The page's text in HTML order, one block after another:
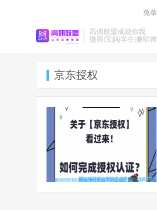
高佣联盟成就你我
微商|宝妈|学生|兼职
免单
京东授权